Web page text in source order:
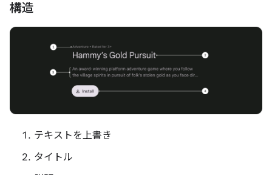
構造
テキストを上書き
タイトル